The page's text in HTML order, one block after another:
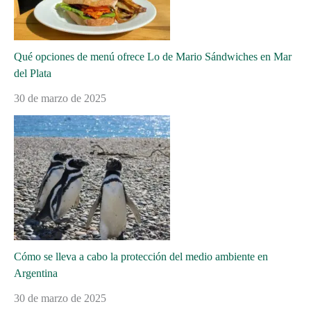
Qué opciones de menú ofrece Lo de Mario Sándwiches en Mar
del Plata
30 de marzo de 2025
Cómo se lleva a cabo la protección del medio ambiente en
Argentina
30 de marzo de 2025